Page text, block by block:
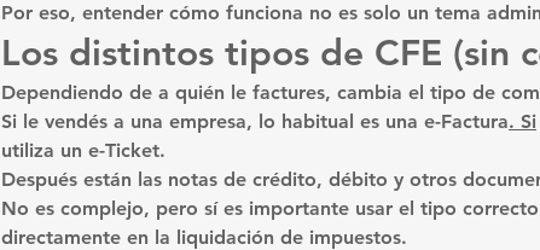
Por eso, entender cómo funciona no es solo un tema
Los distintos tipos de CFE (sin
Dependiendo de a quién le factures, cambia el tipo de
Si le vendés a una empresa, lo habitual es una e-Factura. Si
utiliza un e-Ticket.
Después están las notas de crédito, débito y otros
No es complejo, pero sí es importante usar el tipo
directamente en la liquidación de impuestos.